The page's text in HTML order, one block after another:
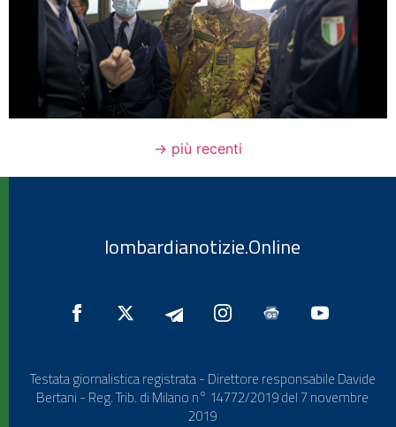
→ più recenti
lombardianotizie.Online
Testata giornalistica registrata - Direttore responsabile Davide
Bertani - Reg. Trib. di Milano n° 14772/2019 del 7 novembre
2019